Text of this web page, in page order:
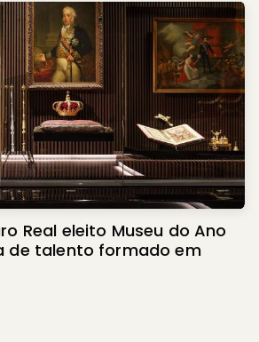
Real eleito Museu do Ano
de talento formado em